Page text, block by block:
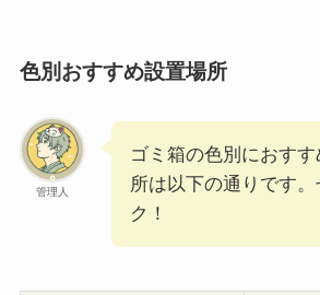
色別おすすめ設置場所
管理人
ゴミ箱の色別におす
所は以下の通りです。
ク！